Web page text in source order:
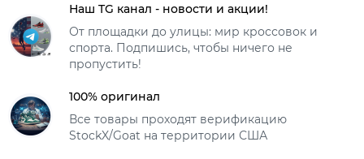
Наш TG канал - новости и акции!
От площадки до улицы: мир кроссовок и
спорта. Подпишись, чтобы ничего не
пропустить!
100% оригинал
Все товары проходят верификацию
StockX/Goat на территории США